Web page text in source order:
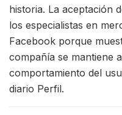
historia. La aceptación
los especialistas en
Facebook porque
compañía se mantiene
comportamiento del
diario Perfil.